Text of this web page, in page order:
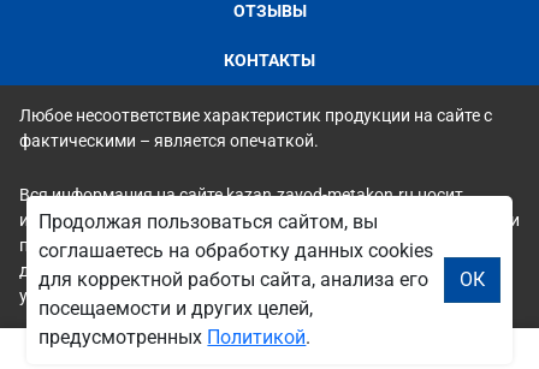
ОТЗЫВЫ
КОНТАКТЫ
Любое несоответствие характеристик продукции на сайте с
фактическими – является опечаткой.
Вся информация на сайте kazan.zavod-metakon.ru носит
исключительно ознакомительный и справочный характер и ни
при каких условиях не является публичной офертой. Всю
дополнительную информацию можно узнать по телефонам
указанным на сайте.
Продолжая пользоваться сайтом, вы
соглашаетесь на обработку данных cookies
для корректной работы сайта, анализа его
посещаемости и других целей,
предусмотренных Политикой.
ОК